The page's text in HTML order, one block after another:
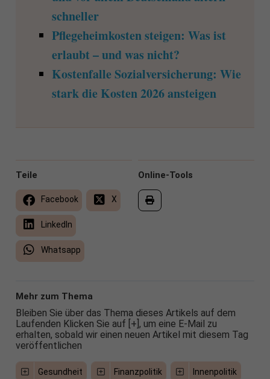
schneller
Pflegeheimkosten steigen: Was ist
erlaubt – und was nicht?
Kostenfalle Sozialversicherung: Wie
stark die Kosten 2026 ansteigen
Online-Tools
Teile
Facebook X
LinkedIn
Whatsapp
Mehr zum Thema
Bleiben Sie über das Thema dieses Artikels auf dem
Laufenden Klicken Sie auf [+], um eine E-Mail zu
erhalten, sobald wir einen neuen Artikel mit diesem Tag
veröffentlichen
Gesundheit Finanzpolitik Innenpolitik